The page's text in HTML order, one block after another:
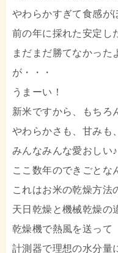
やわらかすぎて食感が
前の年に採れた安定し
まだまだ勝てなかった
が・・・
うまーい！
新米ですから、もちろ
やわらかさも、甘みも
みんなみんな愛おしい♪
ここ数年のできごとな
これはお米の乾燥方法
天日乾燥と機械乾燥の
乾燥機で熱風を送って
計測器で理想の水分量